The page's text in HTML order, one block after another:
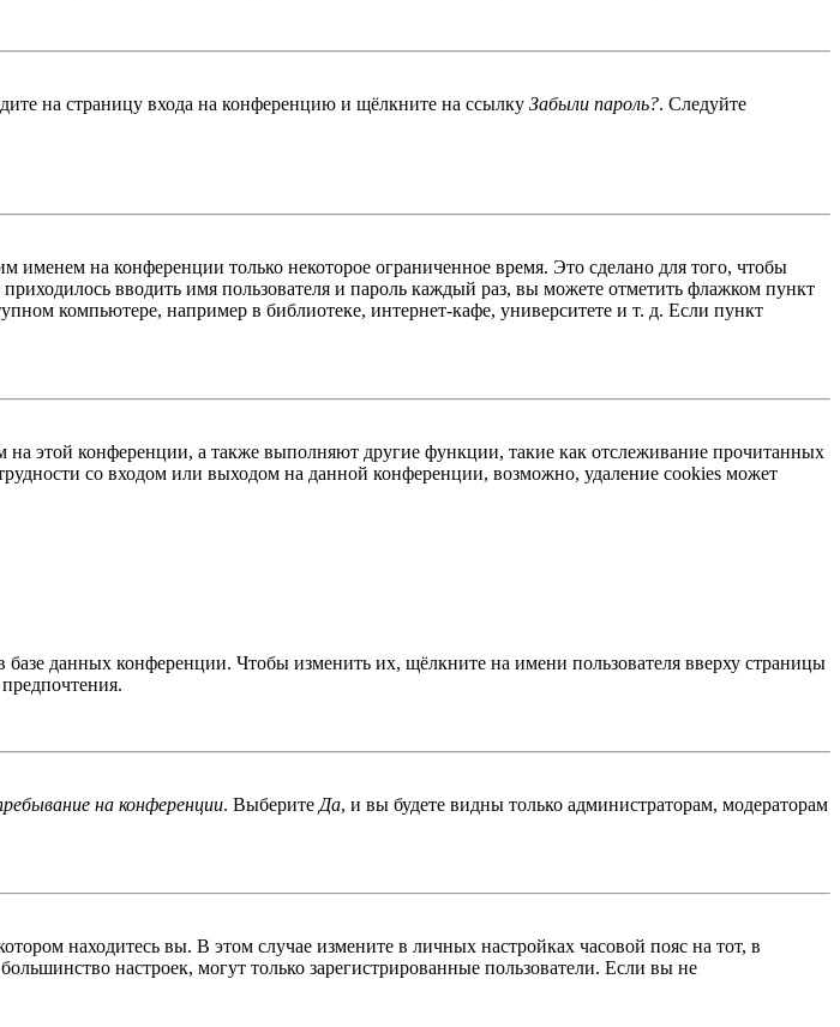
на страницу входа на конференцию и щёлкните на ссылку Забыли пароль?. Следуйте
именем на конференции только некоторое ограниченное время. Это сделано для того, чтобы
вводить имя пользователя и пароль каждый раз, вы можете отметить флажком пункт
компьютере, например в библиотеке, интернет-кафе, университете и т. д. Если пункт
на этой конференции, а также выполняют другие функции, такие как отслеживание прочитанных
со входом или выходом на данной конференции, возможно, удаление cookies может
базе данных конференции. Чтобы изменить их, щёлкните на имени пользователя вверху страницы
на конференции. ВыберитеДа, и вы будете видны только администраторам, модераторам
находитесь вы. В этом случае измените в личных настройках часовой пояс на тот, в
настроек, могут только зарегистрированные пользователи. Если вы не